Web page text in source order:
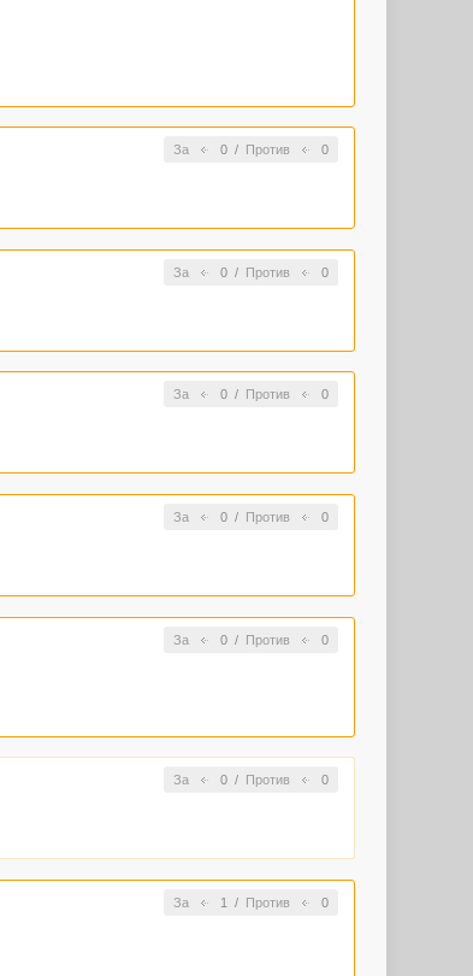
За 0/ Против 0
За 0/ Против 0
За 0/ Против 0
За 0/ Против 0
За 0/ Против 0
За 0/ Против 0
За 1 / Против 0